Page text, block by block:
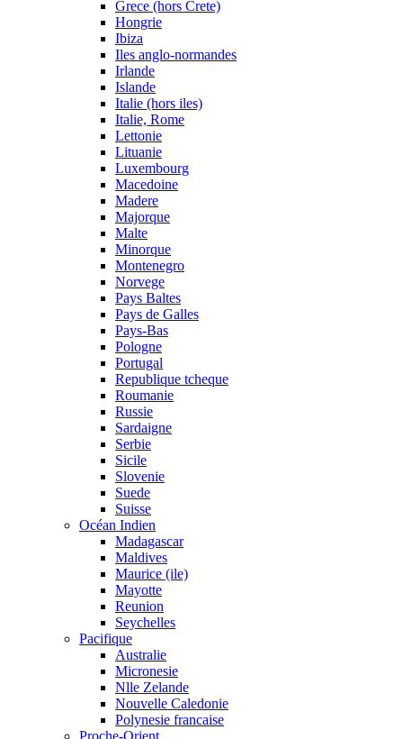
Grece (hors Crete)
Hongrie
Ibiza
Iles anglo-normandes
Irlande
Islande
Italie (hors iles)
Italie, Rome
Lettonie
Lituanie
Luxembourg
Macedoine
Madere
Majorque
Malte
Minorque
Montenegro
Norvege
Pays Baltes
Pays de Galles
Pays-Bas
Pologne
Portugal
Republique tcheque
Roumanie
Russie
Sardaigne
Serbie
Sicile
Slovenie
Suede
Suisse
Océan Indien
Madagascar
Maldives
Maurice (ile)
Mayotte
Reunion
Seychelles
Pacifique
Australie
Micronesie
Nlle Zelande
Nouvelle Caledonie
Polynesie francaise
Proche-Orient